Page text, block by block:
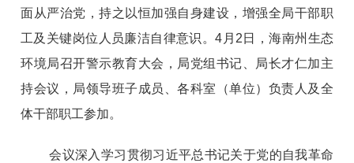
面从严治党，持之以恒加强自身建设，增强全局干部职
工 及关键岗位人员廉洁自律意识。4 月 2 日，海南州生态
环境局召开警示教育大会，局党组书记、局长才仁加主
持会议，局领导班子成员、各科室（单位）负责人及全
体干部职工参加。
会议深入学习贯彻习近平总书记关于党的自我革命